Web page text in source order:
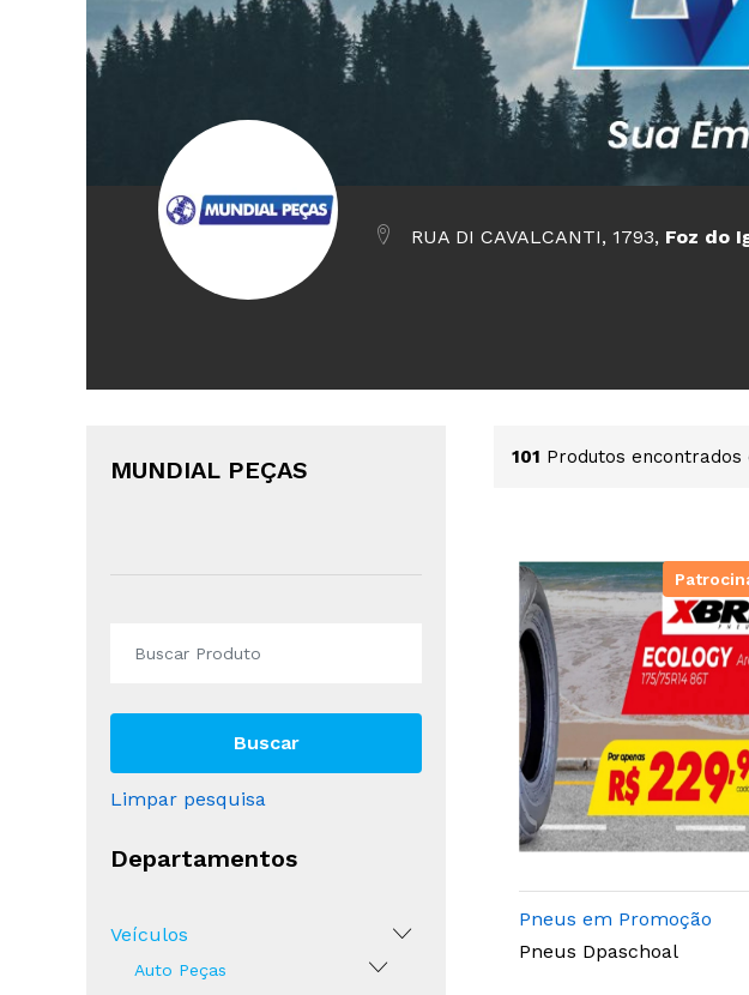
RUA DI CAVALCANTI, 1793, Foz do
MUNDIAL PEÇAS
Buscar
Limpar pesquisa
Departamentos
Veículos
Auto Peças
101 Produtos encontrados
Pneus em Promoção
Pneus Dpaschoal